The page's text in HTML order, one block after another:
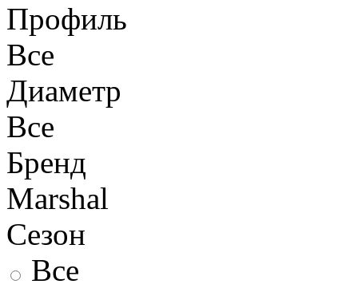
Профиль
Все
Диаметр
Все
Бренд
Marshal
Сезон
Все